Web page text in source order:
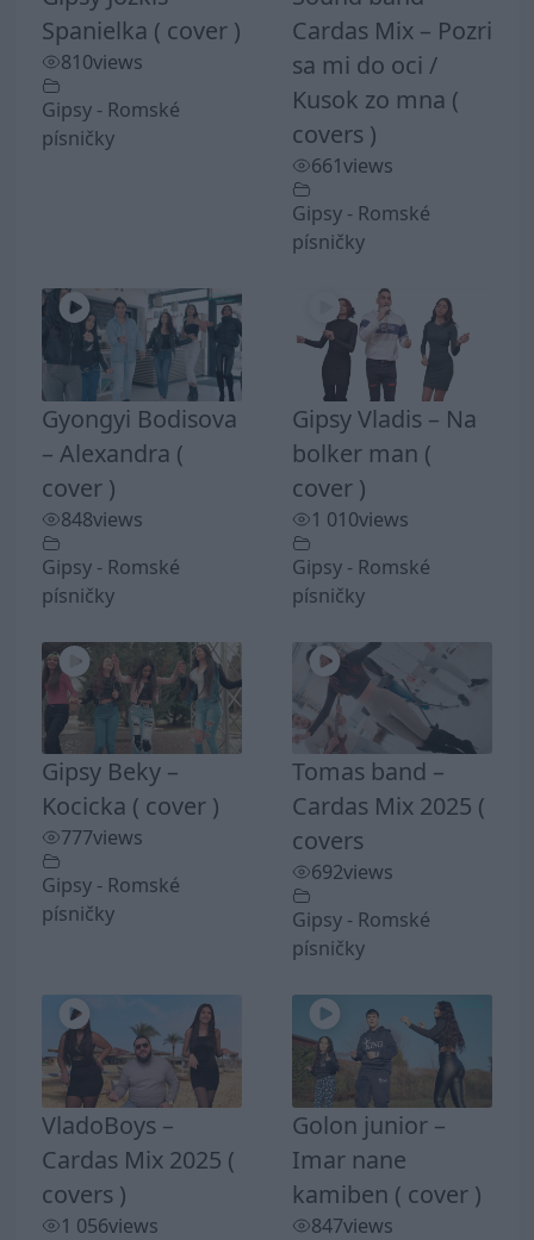
Spanielka ( cover )
810views
Gipsy - Romské
písničky
Cardas Mix – Pozri
sa mi do oci /
Kusok zo mna (
covers )
661views
Gipsy - Romské
písničky
Gyongyi Bodisova
– Alexandra (
cover )
848views
Gipsy - Romské
písničky
Gipsy Vladis – Na
bolker man (
cover )
1 010views
Gipsy - Romské
písničky
Gipsy Beky –
Kocicka ( cover )
777views
Gipsy - Romské
písničky
Tomas band –
Cardas Mix 2025 (
covers
692views
Gipsy - Romské
písničky
VladoBoys –
Cardas Mix 2025 (
covers )
1 056views
Golon junior –
Imar nane
kamiben ( cover )
847views